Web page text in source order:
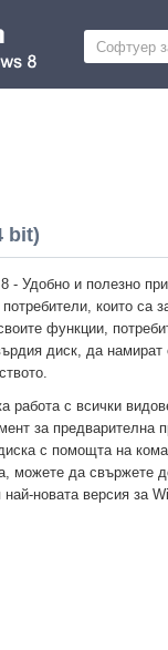
bit)
- Удобно и полезно
които са
функции,
диск, да
работа с всички
за предварителна
с помощта на
можете да свържете
новата версия за